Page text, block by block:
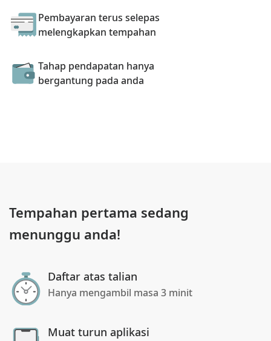
Pembayaran terus selepas
melengkapkan tempahan
Tahap pendapatan hanya
bergantung pada anda
Tempahan pertama sedang
menunggu anda!
Daftar atas talian
Hanya mengambil masa 3 minit
Muat turun aplikasi